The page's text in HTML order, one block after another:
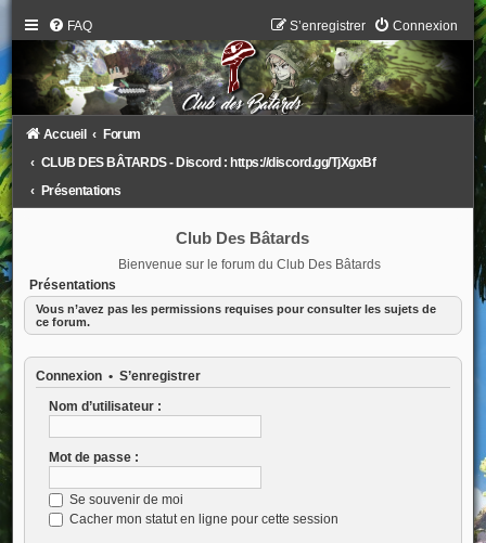
FAQ Connexion
S’enregistrer
Accueil
Forum
CLUB DES BÂTARDS - Discord : https://discord.gg/TjXgxBf
Présentations
Club Des Bâtards
Bienvenue sur le forum du Club Des Bâtards
Présentations
Vous n’avez pas les permissions requises pour consulter les sujets de
ce forum.
Connexion• S’enregistrer
Nom d’utilisateur :
Mot de passe :
Se souvenir de moi
Cacher mon statut en ligne pour cette session